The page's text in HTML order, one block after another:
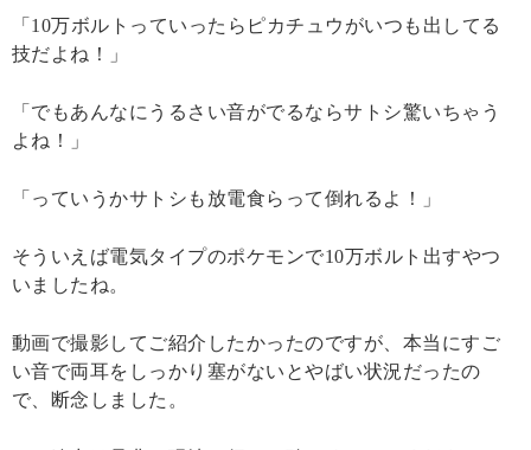
「10万ボルトっていったらピカチュウがいつも出してる
技だよね！」
「でもあんなにうるさい音がでるならサトシ驚いちゃう
よね！」
「っていうかサトシも放電食らって倒れるよ！」
そういえば電気タイプのポケモンで10万ボルト出すやつ
いましたね。
動画で撮影してご紹介したかったのですが、本当にすご
い音で両耳をしっかり塞がないとやばい状況だったの
で、断念しました。